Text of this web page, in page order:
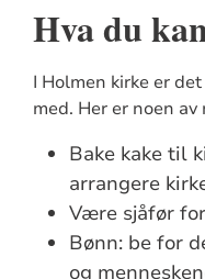
Hva du
I Holmen kirke er
med. Her er noen
Bake kake til
arrangere
Være sjåfør
Bønn: be for
og